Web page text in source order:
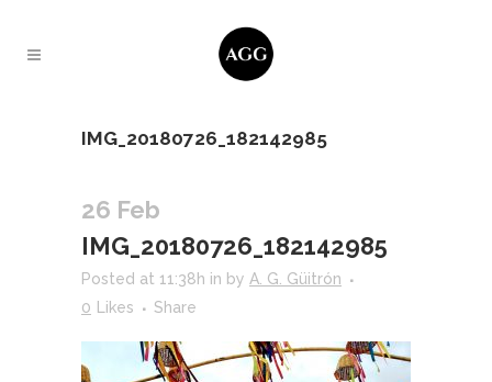
IMG_20180726_182142985
26 Feb
IMG_20180726_182142985
Posted at 11:38h in by A. G. Güitrón
0
Likes Share